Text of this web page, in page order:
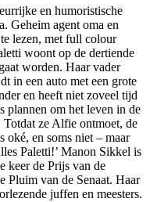
en humoristische
Geheim agent oma en
lezen, met full colour
woont op de dertiende
worden. Haar vader
in een auto met een grote
en heeft niet zoveel tijd
plannen om het leven in de
ze Alfie ontmoet, de
oké, en soms niet – maar
Paletti!’ Manon Sikkel is
keer de Prijs van de
Pluim van de Senaat. Haar
juffen en meesters.